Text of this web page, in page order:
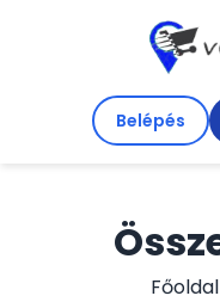
Belépés
Főoldal